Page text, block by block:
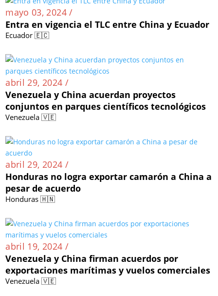
mayo 03, 2024 /
Entra en vigencia el TLC entre China y Ecuador
Ecuador 🇪🇨
abril 29, 2024 /
Venezuela y China acuerdan proyectos
conjuntos en parques científicos tecnológicos
Venezuela 🇻🇪
abril 29, 2024 /
Honduras no logra exportar camarón a China a
pesar de acuerdo
Honduras 🇭🇳
abril 19, 2024 /
Venezuela y China firman acuerdos por
exportaciones marítimas y vuelos comerciales
Venezuela 🇻🇪